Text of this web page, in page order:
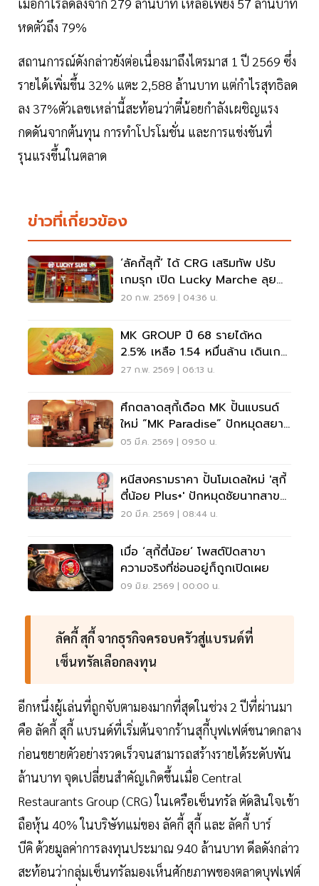
หดตัวถึง 79%
สถานการณ์ดังกล่าวยังต่อเนื่องมาถึงไตรมาส 1 ปี 2569 ซึ่ง
รายได้เพิ่มขึ้น 32% แตะ 2,588 ล้านบาท แต่กำไรสุทธิลด
ลง 37%ตัวเลขเหล่านี้สะท้อนว่าตี๋น้อยกำลังเผชิญแรง
กดดันจากต้นทุน การทำโปรโมชั่น และการแข่งขันที่
รุนแรงขึ้นในตลาด
ข่าวที่เกี่ยวข้อง
‘ลัคกี้สุกี้’ ได้ CRG เสริมทัพ ปรับ
เกมรุก เปิด Lucky Marche ลุย
ตลาดชาบู 4 หมื่นล้าน
20 ก.พ. 2569 | 04:36 น.
MK GROUP ปี 68 รายได้หด
2.5% เหลือ 1.54 หมื่นล้าน เดินเกม
บุฟเฟต์เร่งทราฟฟิก
27 ก.พ. 2569 | 06:13 น.
ศึกตลาดสุกี้เดือด MK ปั้นแบรนด์
ใหม่ “MK Paradise” ปักหมุดสยาม
พารากอน
05 มี.ค. 2569 | 09:50 น.
หนีสงครามราคา ปั้นโมเดลใหม่ 'สุกี้
ตี๋น้อย Plus+' ปักหมุดชัยนาทสาขา
แรก
20 มี.ค. 2569 | 08:44 น.
เมื่อ ‘สุกี้ตี๋น้อย’ โพสต์ปิดสาขา
ความจริงที่ซ่อนอยู่ก็ถูกเปิดเผย
09 มิ.ย. 2569 | 00:00 น.
ลัคกี้ สุกี้ จากธุรกิจครอบครัวสู่แบรนด์ที่
เซ็นทรัลเลือกลงทุน
อีกหนึ่งผู้เล่นที่ถูกจับตามองมากที่สุดในช่วง 2 ปีที่ผ่านมา
คือ ลัคกี้ สุกี้ แบรนด์ที่เริ่มต้นจากร้านสุกี้บุฟเฟต์ขนาดกลาง
ก่อนขยายตัวอย่างรวดเร็วจนสามารถสร้างรายได้ระดับพัน
ล้านบาท จุดเปลี่ยนสำคัญเกิดขึ้นเมื่อ Central
Restaurants Group (CRG) ในเครือเซ็นทรัล ตัดสินใจเข้า
ถือหุ้น 40% ในบริษัทแม่ของ ลัคกี้ สุกี้ และ ลัคกี้ บาร์
บีคิ ด้วยมูลค่าการลงทุนประมาณ 940 ล้านบาท ดีลดังกล่าว
สะท้อนว่ากลุ่มเซ็นทรัลมองเห็นศักยภาพของตลาดบุฟเฟต์